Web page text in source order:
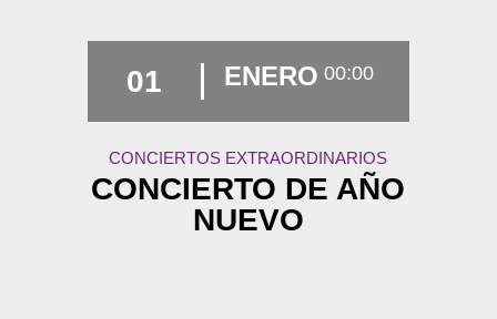
01 ENERO 00:00
CONCIERTOS EXTRAORDINARIOS
CONCIERTO DE AÑO
NUEVO